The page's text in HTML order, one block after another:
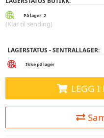
På lager: 2
(Klar til sending)
LAGERSTATUS - SENTRALLAGER:
Ikke på lager
LEGG I